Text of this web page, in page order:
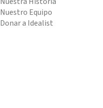
Nuestro Equipo
Donar a Idealist